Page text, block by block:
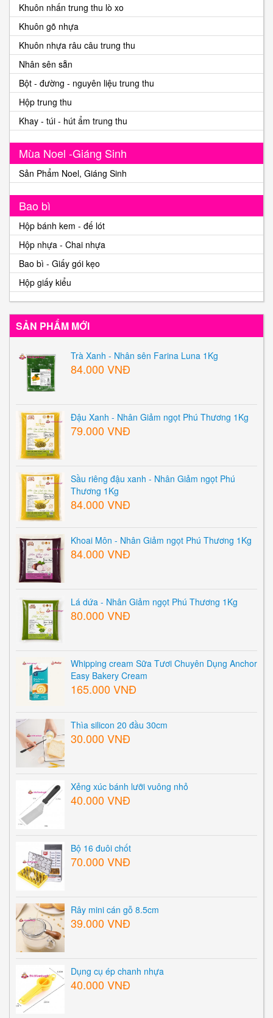
Khuôn nhấn trung thu lò xo
Khuôn gõ nhựa
Khuôn nhựa râu câu trung thu
Nhân sên sẵn
Bột - đường - nguyên liệu trung thu
Hộp trung thu
Khay - túi - hút ẩm trung thu
Mùa Noel -Giáng Sinh
Sản Phẩm Noel, Giáng Sinh
Bao bì
Hộp bánh kem - đế lót
Hộp nhựa - Chai nhựa
Bao bì - Giấy gói kẹo
Hộp giấy kiểu
SẢN PHẨM MỚI
Trà Xanh - Nhân sên Farina Luna 1Kg
84.000 VNĐ
Đậu Xanh - Nhân Giảm ngọt Phú Thương 1Kg
79.000 VNĐ
Sầu riêng đậu xanh - Nhân Giảm ngọt Phú
Thương 1Kg
84.000 VNĐ
Khoai Môn - Nhân Giảm ngọt Phú Thương 1Kg
84.000 VNĐ
Lá dứa - Nhân Giảm ngọt Phú Thương 1Kg
80.000 VNĐ
Whipping cream Sữa Tươi Chuyên Dụng Anchor
Easy Bakery Cream
165.000 VNĐ
Thìa silicon 20 đầu 30cm
30.000 VNĐ
Xẻng xúc bánh lưỡi vuông nhỏ
40.000 VNĐ
Bộ 16 đuôi chốt
70.000 VNĐ
Rây mini cán gỗ 8.5cm
39.000 VNĐ
Dụng cụ ép chanh nhựa
40.000 VNĐ